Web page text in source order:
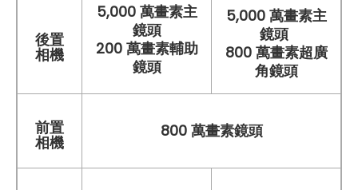
後置
相機
5,000 萬畫素主
鏡頭
200 萬畫素輔助
鏡頭
5,000 萬畫素主
鏡頭
800 萬畫素超廣
角鏡頭
前置
相機
800 萬畫素鏡頭